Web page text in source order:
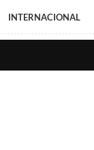
INTERNACIONAL